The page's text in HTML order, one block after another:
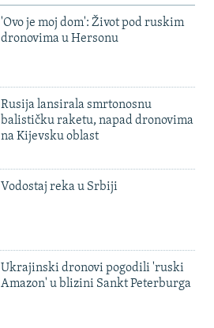
'Ovo je moj dom': Život pod ruskim
dronovima u Hersonu
Rusija lansirala smrtonosnu
balističku raketu, napad dronovima
na Kijevsku oblast
Vodostaj reka u Srbiji
Ukrajinski dronovi pogodili 'ruski
Amazon' u blizini Sankt Peterburga